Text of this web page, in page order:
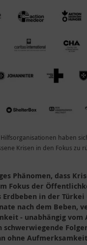
haben
Krisen in den Fokus zu
Phänomen, dass
Fokus der
Erdbeben in der
nach dem Beben,
- unabhängig
schwerwiegende
ohne